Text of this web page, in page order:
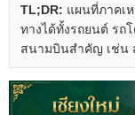
TL;DR: แผนที่ภาคเ
ทางได้ทั้งรถยนต์ รถ
สนามบินสำคัญ เช่น